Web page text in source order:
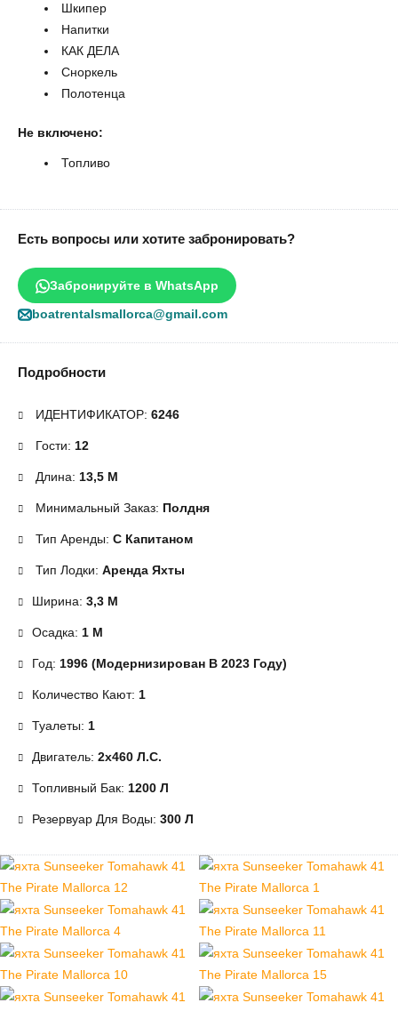
Шкипер
Напитки
КАК ДЕЛА
Сноркель
Полотенца
Не включено:
Топливо
Есть вопросы или хотите забронировать?
Забронируйте в WhatsApp
boatrentalsmallorca@gmail.com
Подробности
ИДЕНТИФИКАТОР: 6246
Гости: 12
Длина: 13,5 М
Минимальный Заказ: Полдня
Тип Аренды: С Капитаном
Тип Лодки: Аренда Яхты
Ширина: 3,3 М
Осадка: 1 М
Год: 1996 (модернизирован В 2023 Году)
Количество Кают: 1
Туалеты: 1
Двигатель: 2x460 Л.с.
Топливный Бак: 1200 Л
Резервуар Для Воды: 300 Л